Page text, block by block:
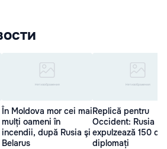
În Moldova mor cei mai
mulți oameni în
incendii, după Rusia şi
Belarus
Replică pentru
Occident: Rusia
expulzează 150 de
diplomați